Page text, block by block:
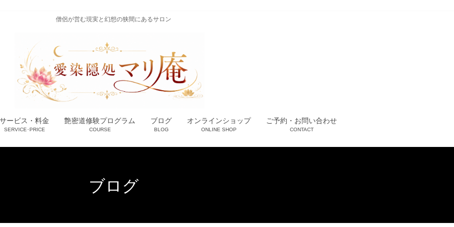
僧侶が営む現実と幻想の狭間にあるサロン
サービス・料金
SERVICE･PRICE
艶密道修験プログラム
COURSE
ブログ
BLOG
オンラインショップ
ONLINE SHOP
ご予約・お問い合わせ
CONTACT
ブログ